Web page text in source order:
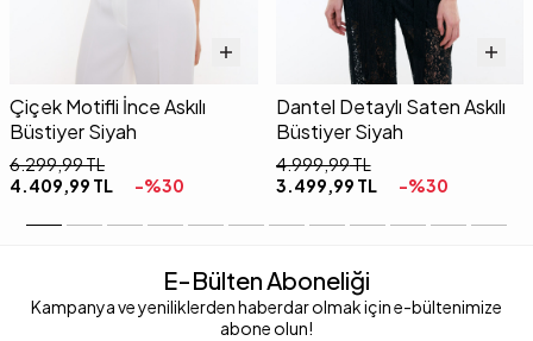
Çiçek Motifli İnce Askılı
Büstiyer Siyah
6.299,99TL
4.409,99 TL -%30
Dantel Detaylı Saten Askılı
Büstiyer Siyah
4.999,99TL
3.499,99 TL -%30
E-Bülten Aboneliği
Kampanya ve yeniliklerden haberdar olmak için e-bültenimize
abone olun!